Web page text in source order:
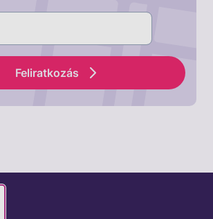
Feliratkozás